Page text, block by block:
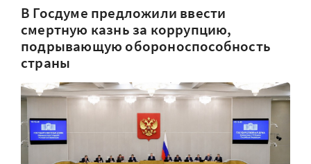
В Госдуме предложили ввести
смертную казнь за коррупцию,
подрывающую обороноспособность
страны